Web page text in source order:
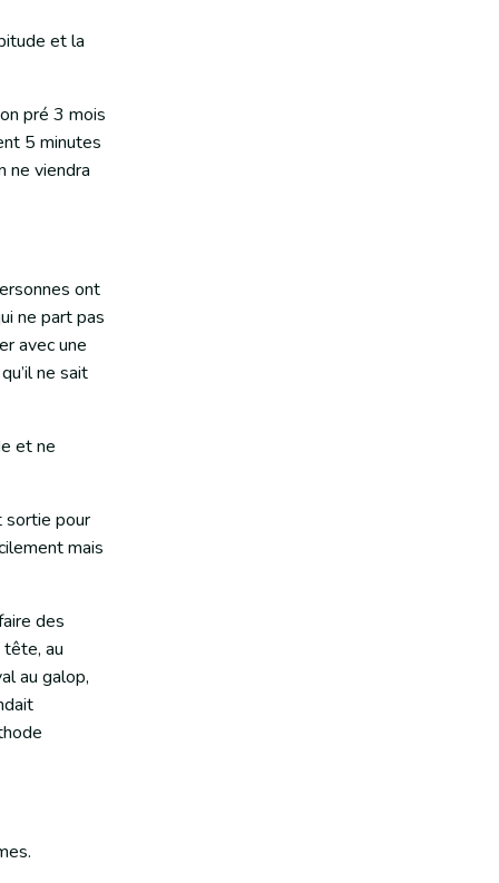
et la
pré 3 mois
5 minutes
ne viendra
ont
ne part pas
avec une
ne sait
et ne
sortie pour
mais
des
au
au galop,